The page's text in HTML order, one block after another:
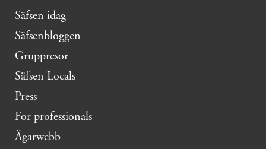
Säfsen idag
Säfsenbloggen
Gruppresor
Säfsen Locals
Press
For professionals
Ägarwebb